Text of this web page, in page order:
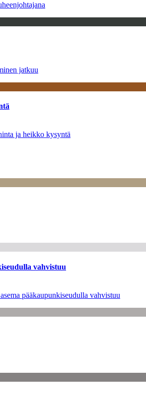
jatkuu
ja heikko kysyntä
vahvistuu
pääkaupunkiseudulla vahvistuu